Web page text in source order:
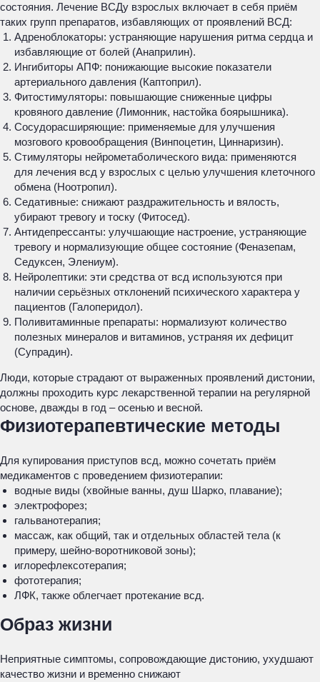
состояния. Лечение ВСДу взрослых включает в себя приём
таких групп препаратов, избавляющих от проявлений ВСД:
Адреноблокаторы: устраняющие нарушения ритма сердца и
избавляющие от болей (Анаприлин).
Ингибиторы АПФ: понижающие высокие показатели
артериального давления (Каптоприл).
Фитостимуляторы: повышающие сниженные цифры
кровяного давление (Лимонник, настойка боярышника).
Сосудорасширяющие: применяемые для улучшения
мозгового кровообращения (Винпоцетин, Циннаризин).
Стимуляторы нейрометаболического вида: применяются
для лечения всд у взрослых с целью улучшения клеточного
обмена (Ноотропил).
Седативные: снижают раздражительность и вялость,
убирают тревогу и тоску (Фитосед).
Антидепрессанты: улучшающие настроение, устраняющие
тревогу и нормализующие общее состояние (Феназепам,
Седуксен, Элениум).
Нейролептики: эти средства от всд используются при
наличии серьёзных отклонений психического характера у
пациентов (Галоперидол).
Поливитаминные препараты: нормализуют количество
полезных минералов и витаминов, устраняя их дефицит
(Супрадин).
Люди, которые страдают от выраженных проявлений дистонии,
должны проходить курс лекарственной терапии на регулярной
основе, дважды в год – осенью и весной.
Физиотерапевтические методы
Для купирования приступов всд, можно сочетать приём
медикаментов с проведением физиотерапии:
водные виды (хвойные ванны, душ Шарко, плавание);
электрофорез;
гальванотерапия;
массаж, как общий, так и отдельных областей тела (к
примеру, шейно-воротниковой зоны);
иглорефлексотерапия;
фототерапия;
ЛФК, также облегчает протекание всд.
Образ жизни
Неприятные симптомы, сопровождающие дистонию, ухудшают
качество жизни и временно снижают